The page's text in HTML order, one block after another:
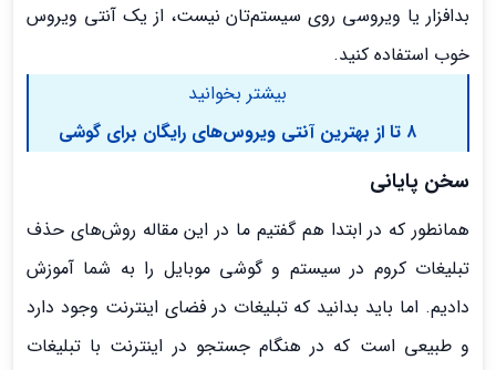
بدافزار یا ویروسی روی سیستم‌تان نیست، از یک آنتی ویروس
خوب استفاده کنید.
بیشتر بخوانید
۸ تا از بهترین آنتی ویروس‌های رایگان برای گوشی
سخن پایانی
همانطور که در ابتدا هم گفتیم ما در این مقاله روش‌های حذف
تبلیغات کروم در سیستم و گوشی موبایل را به شما آموزش
دادیم. اما باید بدانید که تبلیغات در فضای اینترنت وجود دارد
و طبیعی است که در هنگام جستجو در اینترنت با تبلیغات